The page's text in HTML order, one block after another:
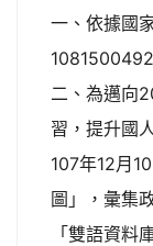
一、依據國
二、為邁向
習，提升國
107年12月
圖」，彙集
「雙語資料